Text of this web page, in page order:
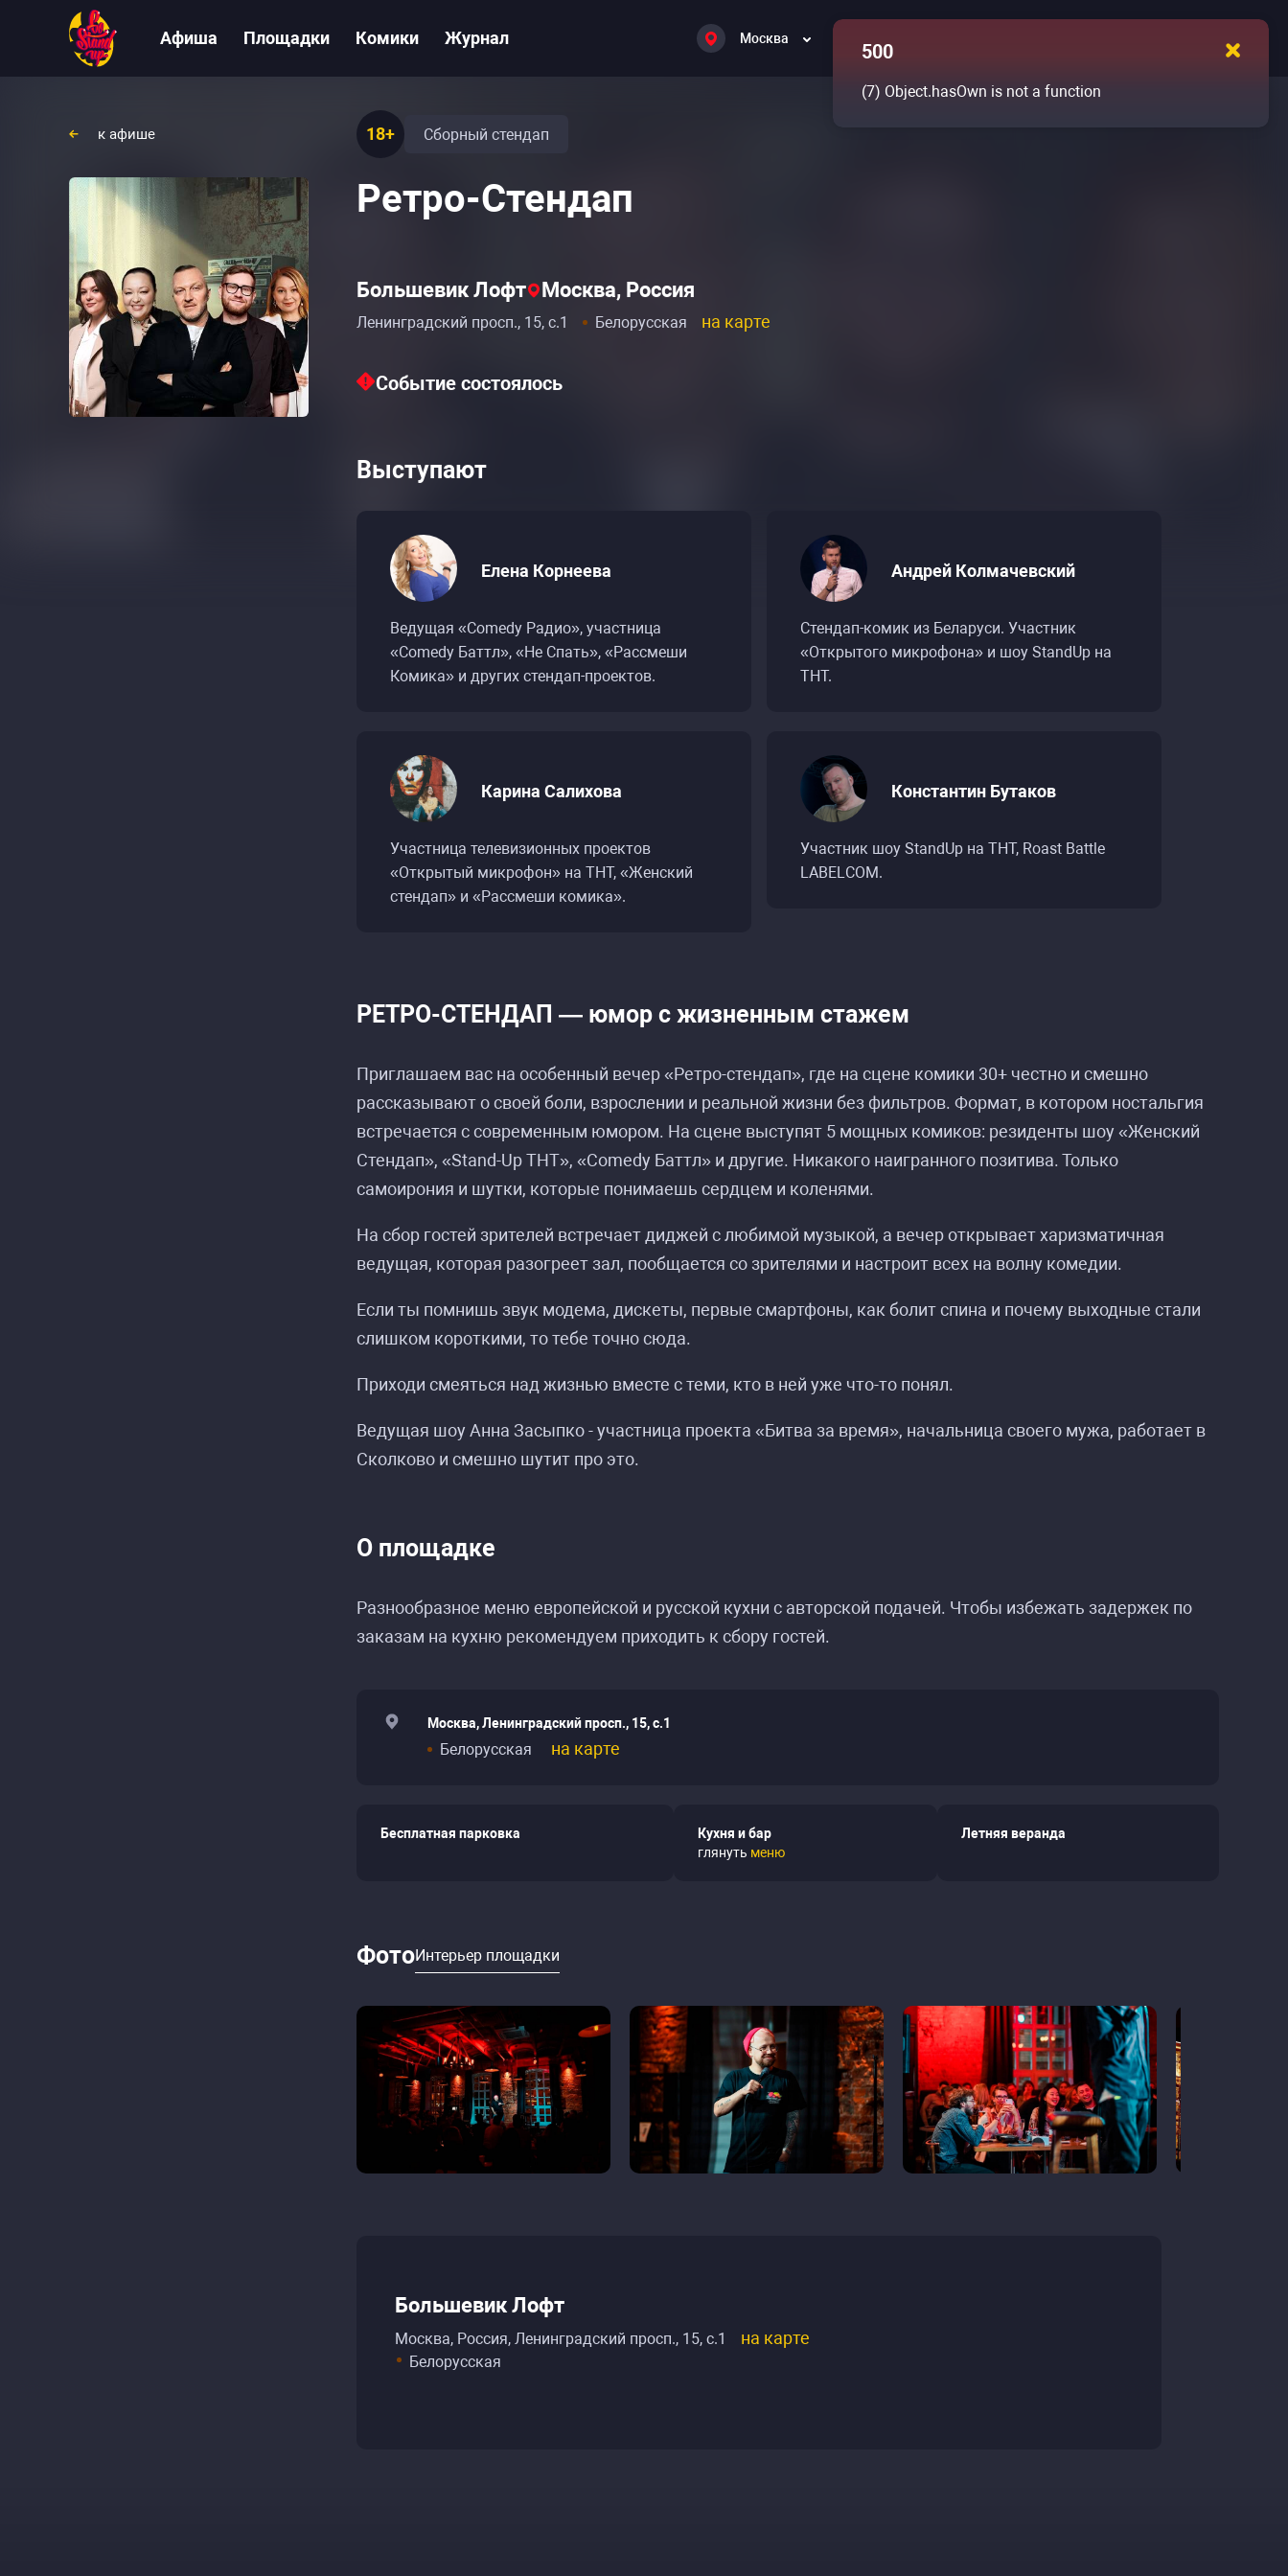
Афиша Площадки Комики Журнал Москва
к афише 18+ Сборный стендап
Ретро-Стендап
Большевик Лофт Москва, Россия
Ленинградский просп., 15, с.1 Белорусская на карте
Событие состоялось
Выступают
Елена Корнеева
Ведущая «Comedy Радио», участница
«Comedy Баттл», «Не Спать», «Рассмеши
Комика» и других стендап-проектов.
Карина Салихова
Участница телевизионных проектов
«Открытый микрофон» на ТНТ, «Женский
стендап» и «Рассмеши комика».
Андрей Колмачевский
Стендап-комик из Беларуси. Участник
«Открытого микрофона» и шоу StandUp на
ТНТ.
Константин Бутаков
Участник шоу StandUp на ТНТ, Roast Battle
LABELCOM.
РЕТРО-СТЕНДАП — юмор с жизненным стажем
Приглашаем вас на особенный вечер «Ретро-стендап», где на сцене комики 30+ честно и смешно
рассказывают о своей боли, взрослении и реальной жизни без фильтров. Формат, в котором ностальгия
встречается с современным юмором. На сцене выступят 5 мощных комиков: резиденты шоу «Женский
Стендап», «Stand-Up ТНТ», «Comedy Баттл» и другие. Никакого наигранного позитива. Только
самоирония и шутки, которые понимаешь сердцем и коленями.
На сбор гостей зрителей встречает диджей с любимой музыкой, а вечер открывает харизматичная
ведущая, которая разогреет зал, пообщается со зрителями и настроит всех на волну комедии.
Если ты помнишь звук модема, дискеты, первые смартфоны, как болит спина и почему выходные стали
слишком короткими, то тебе точно сюда.
Приходи смеяться над жизнью вместе с теми, кто в ней уже что-то понял.
Ведущая шоу Анна Засыпко - участница проекта «Битва за время», начальница своего мужа, работает в
Сколково и смешно шутит про это.
О площадке
Разнообразное меню европейской и русской кухни с авторской подачей. Чтобы избежать задержек по
заказам на кухню рекомендуем приходить к сбору гостей.
Москва, Ленинградский просп., 15, с.1
Белорусская на карте
Бесплатная парковка
Кухня и бар
глянуть меню
Летняя веранда
ФотоИнтерьер площадки
Большевик Лофт
Москва, Россия, Ленинградский просп., 15, с.1 на карте
Белорусская
500
(7) Object.hasOwn is not a function
Расписание событий «Ретро-Стендап»
Расписание событий «Ретро-Стендап»